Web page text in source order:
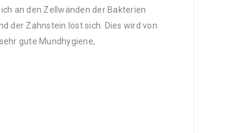
an den Zellwänden der Bakterien
der Zahnstein löst sich. Dies wird von
gute Mundhygiene,